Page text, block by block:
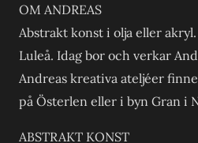
OM ANDREAS
Abstrakt konst i olja eller
Luleå. Idag bor och verkar
Andreas kreativa ateljéer
på Österlen eller i byn Gran i
ABSTRAKT KONST